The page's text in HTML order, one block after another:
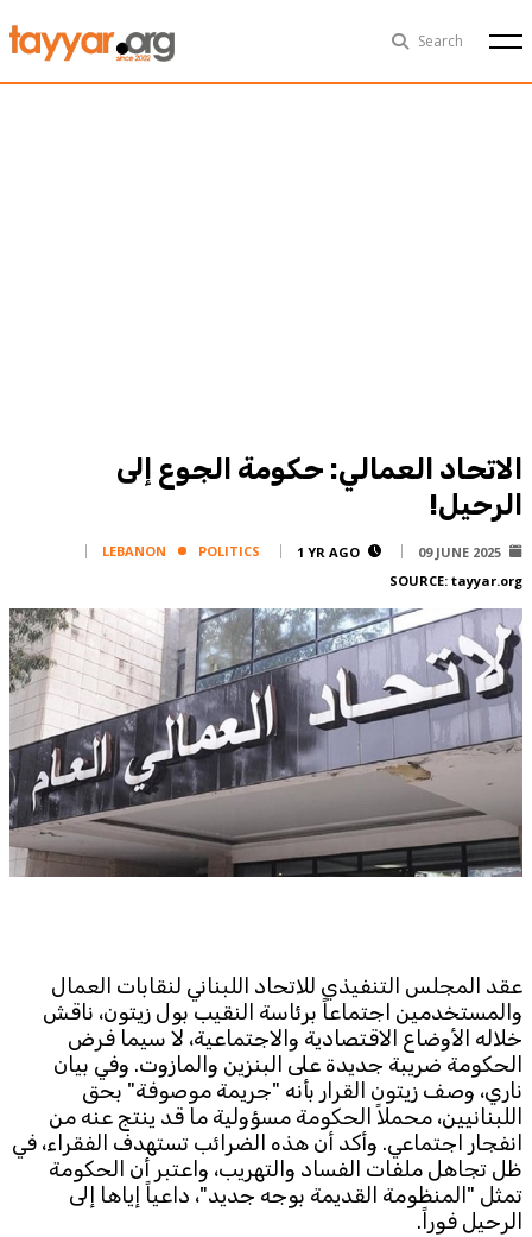
Search
Fri, Aug 7th 29°C
Corporate
Contact
FPM
Services
Horoscope
Polls
Jobs
Writers
Cookies Policy
Subscribe to the newsletter
الاتحاد العمالي: حكومة الجوع إلى
الرحيل!
09 JUNE 2025
1 YR AGO
LEBANON
POLITICS
SOURCE: tayyar.org
عقد المجلس التنفيذي للاتحاد اللبناني لنقابات العمال
والمستخدمين اجتماعاً برئاسة النقيب بول زيتون، ناقش
خلاله الأوضاع الاقتصادية والاجتماعية، لا سيما فرض
الحكومة ضريبة جديدة على البنزين والمازوت. وفي بيان
ناري، وصف زيتون القرار بأنه "جريمة موصوفة" بحق
اللبنانيين، محملاً الحكومة مسؤولية ما قد ينتج عنه من
انفجار اجتماعي. وأكد أن هذه الضرائب تستهدف الفقراء، في
ظل تجاهل ملفات الفساد والتهريب، واعتبر أن الحكومة
تمثل "المنظومة القديمة بوجه جديد"، داعياً إياها إلى
الرحيل فوراً.